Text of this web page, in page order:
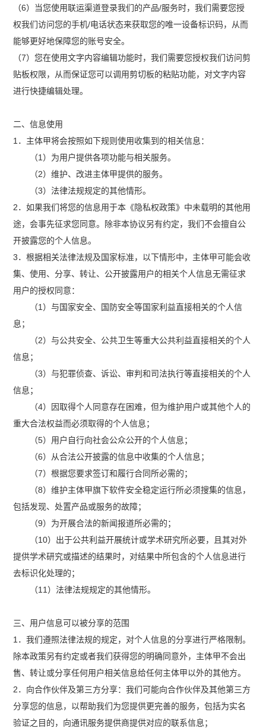
（6）当您使用联运渠道登录我们的产品/服务时，我们需要您授
权我们访问您的手机/电话状态来获取您的唯一设备标识码，从而
能够更好地保障您的账号安全。
（7）您在使用文字内容编辑功能时，我们需要您授权我们访问剪
贴板权限，从而保证您可以调用剪切板的粘贴功能，对文字内容
进行快捷编辑处理。
二、信息使用
1．主体甲将会按照如下规则使用收集到的相关信息：
（1）为用户提供各项功能与相关服务。
（2）维护、改进主体甲提供的服务。
（3）法律法规规定的其他情形。
2．如果我们将您的信息用于本《隐私权政策》中未载明的其他用
途，会事先征求您同意。除非本协议另有约定，我们不会擅自公
开披露您的个人信息。
3．根据相关法律法规及国家标准，以下情形中，主体甲可能会收
集、使用、分享、转让、公开披露用户的相关个人信息无需征求
用户的授权同意：
（1）与国家安全、国防安全等国家利益直接相关的个人信
息；
（2）与公共安全、公共卫生等重大公共利益直接相关的个人
信息；
（3）与犯罪侦查、诉讼、审判和司法执行等直接相关的个人
信息；
（4）因取得个人同意存在困难，但为维护用户或其他个人的
重大合法权益而必须取得的个人信息；
（5）用户自行向社会公众公开的个人信息；
（6）从合法公开披露的信息中收集的个人信息；
（7）根据您要求签订和履行合同所必需的；
（8）维护主体甲旗下软件安全稳定运行所必须搜集的信息，
包括发现、处置产品或服务的故障；
（9）为开展合法的新闻报道所必需的；
（10）出于公共利益开展统计或学术研究所必要，且其对外
提供学术研究或描述的结果时，对结果中所包含的个人信息进行
去标识化处理的；
（11）法律法规规定的其他情形。
三、用户信息可以被分享的范围
1．我们遵照法律法规的规定，对个人信息的分享进行严格限制。
除本政策另有约定或者我们获得您的明确同意外，主体甲不会出
售、转让或分享任何用户相关信息给任何主体甲以外的其他方。
2．向合作伙伴及第三方分享：我们可能向合作伙伴及其他第三方
分享您的信息，以帮助我们为您提供更完善的服务，包括为实名
验证之目的，向通讯服务提供商提供对应的联系信息；